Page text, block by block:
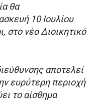
θα
10 Ιουλίου
στο νέο Διοικητικό
αποτελεί
ευρύτερη περιοχή
το αίσθημα